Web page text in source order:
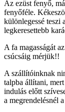
Az ezüst fenyő,
fenyőféle.
különlegessé teszi
legkeresettebb
A fa magasságát
csúcsáig mérjük!!
A szállítóinknak
talpba állítani,
indulás előtt
a megrendelésnél